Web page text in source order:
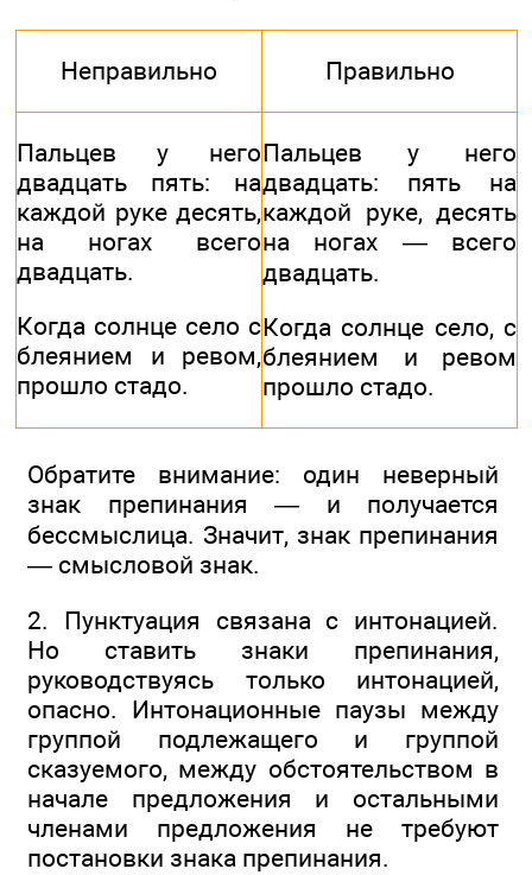
Неправильно Правильно
Пальцев у него
двадцать пять: на
каждой руке десять,
на ногах всего
двадцать.
Когда солнце село с
блеянием и ревом,
прошло стадо.
Пальцев у него
двадцать: пять на
каждой руке, десять
на ногах — всего
двадцать.
Когда солнце село, с
блеянием и ревом
прошло стадо.
Обратите внимание: один неверный
знак препинания — и получается
бессмыслица. Значит, знак препинания
— смысловой знак.
2. Пунктуация связана с интонацией.
Но ставить знаки препинания,
руководствуясь только интонацией,
опасно. Интонационные паузы между
группой подлежащего и группой
сказуемого, между обстоятельством в
начале предложения и остальными
членами предложения не требуют
постановки знака препинания.